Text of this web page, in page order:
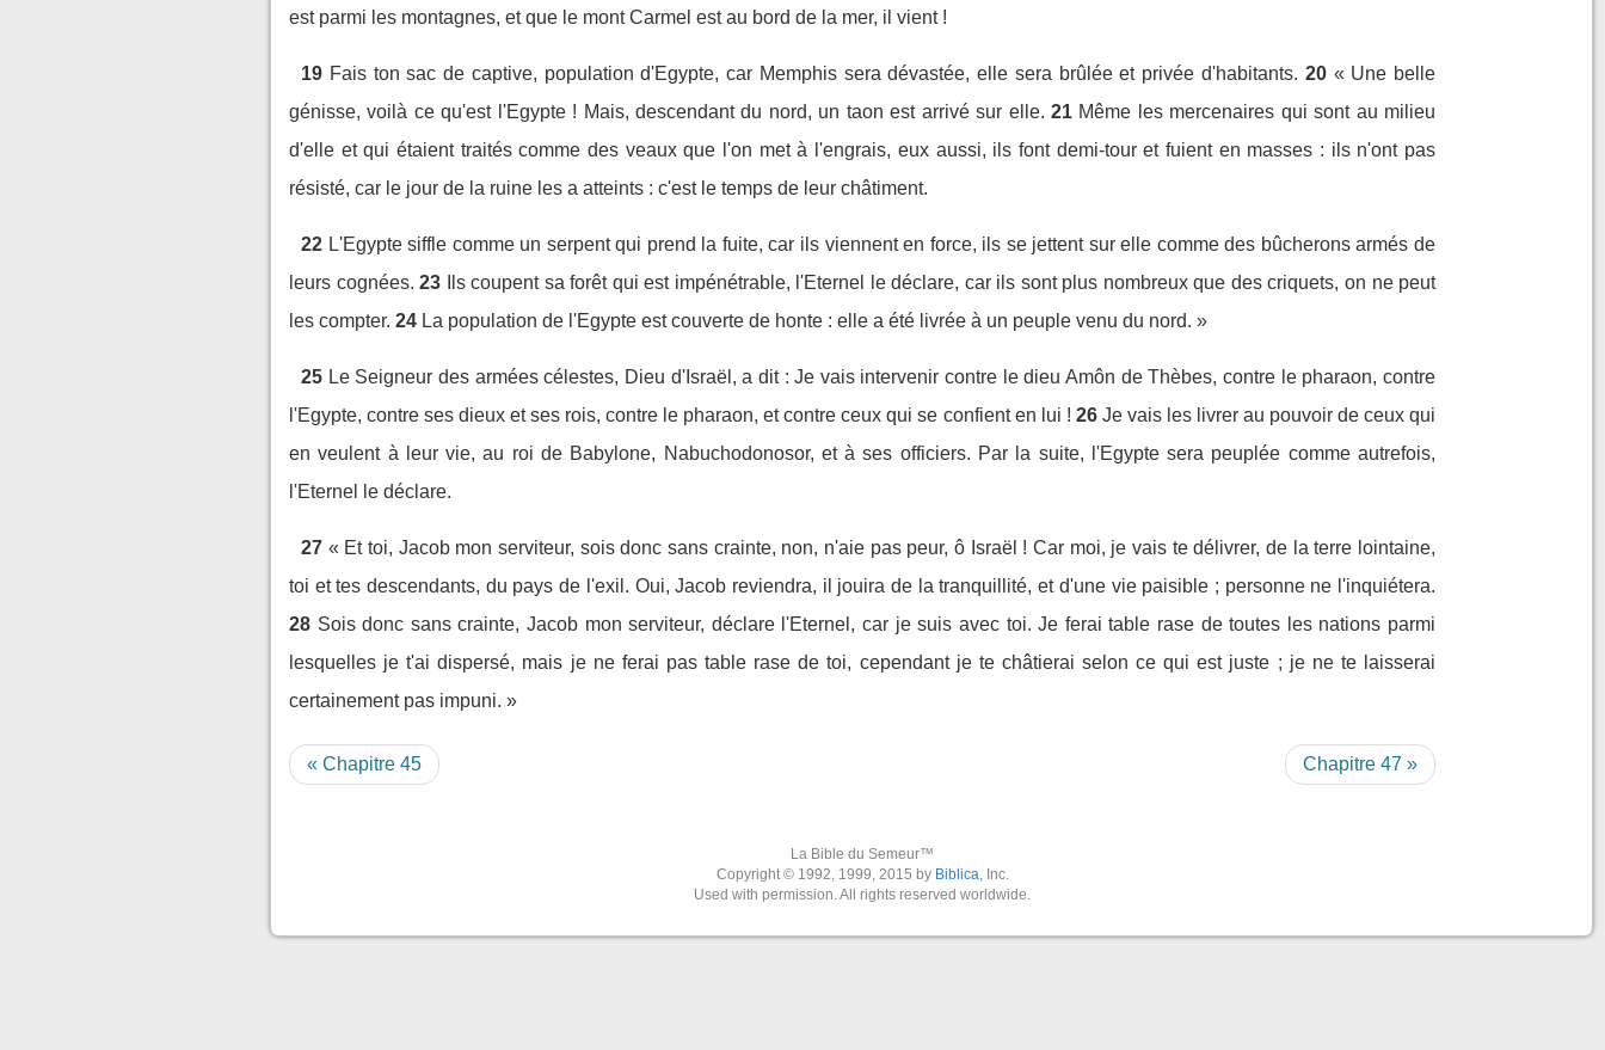
est parmi les montagnes, et que le mont Carmel est au bord de la mer, il vient !
19 Fais ton sac de captive, population d'Egypte, car Memphis sera dévastée, elle sera brûlée et privée d'habitants. 20 « Une belle
génisse, voilà ce qu'est l'Egypte ! Mais, descendant du nord, un taon est arrivé sur elle. 21 Même les mercenaires qui sont au milieu
d'elle et qui étaient traités comme des veaux que l'on met à l'engrais, eux aussi, ils font demi-tour et fuient en masses : ils n'ont pas
résisté, car le jour de la ruine les a atteints : c'est le temps de leur châtiment.
22 L'Egypte siffle comme un serpent qui prend la fuite, car ils viennent en force, ils se jettent sur elle comme des bûcherons armés de
leurs cognées. 23
Ils coupent sa forêt qui est impénétrable, l'Eternel le déclare, car ils sont plus nombreux que des criquets, on ne peut
les compter. 24 La population de l'Egypte est couverte de honte : elle a été livrée à un peuple venu du nord. »
25 Le Seigneur des armées célestes, Dieu d'Israël, a dit : Je vais intervenir contre le dieu Amôn de Thèbes, contre le pharaon, contre
l'Egypte, contre ses dieux et ses rois, contre le pharaon, et contre ceux qui se confient en lui ! 26 Je vais les livrer au pouvoir de ceux qui
en veulent à leur vie, au roi de Babylone, Nabuchodonosor, et à ses officiers. Par la suite, l'Egypte sera peuplée comme autrefois,
l'Eternel le déclare.
27 « Et toi, Jacob mon serviteur, sois donc sans crainte, non, n'aie pas peur, ô Israël ! Car moi, je vais te délivrer, de la terre lointaine,
toi et tes descendants, du pays de l'exil. Oui, Jacob reviendra, il jouira de la tranquillité, et d'une vie paisible ; personne ne l'inquiétera.
28 Sois donc sans crainte, Jacob mon serviteur, déclare l'Eternel, car je suis avec toi. Je ferai table rase de toutes les nations parmi
lesquelles je t'ai dispersé, mais je ne ferai pas table rase de toi, cependant je te châtierai selon ce qui est juste ; je ne te laisserai
certainement pas impuni. »
« Chapitre 45 Chapitre 47 »
La Bible du Semeur™
Copyright © 1992, 1999, 2015 by Biblica, Inc.
Used with permission. All rights reserved worldwide.